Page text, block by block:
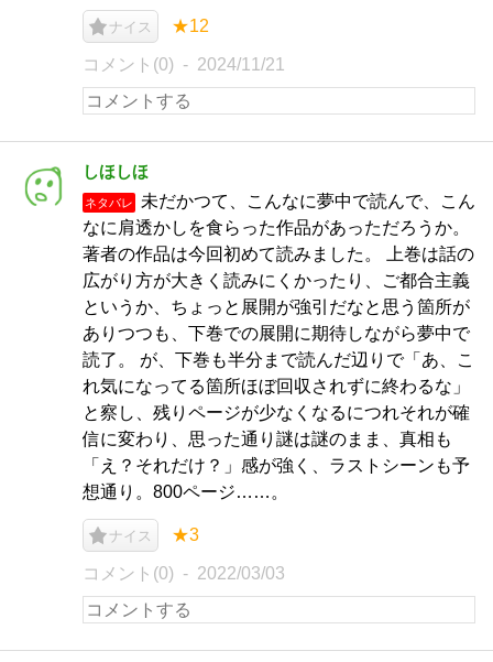
ナイス ★12
コメント(0) 2024/11/21
しほしほ
ネタバレ
未だかつて、こんなに夢中で読んで、こん
なに肩透かしを食らった作品があっただろうか。
著者の作品は今回初めて読みました。 上巻は話の
広がり方が大きく読みにくかったり、ご都合主義
というか、ちょっと展開が強引だなと思う箇所が
ありつつも、下巻での展開に期待しながら夢中で
読了。 が、下巻も半分まで読んだ辺りで「あ、こ
れ気になってる箇所ほぼ回収されずに終わるな」
と察し、残りページが少なくなるにつれそれが確
信に変わり、思った通り謎は謎のまま、真相も
「え？それだけ？」感が強く、ラストシーンも予
想通り。800ページ……。
ナイス ★3
コメント(0) 2022/03/03